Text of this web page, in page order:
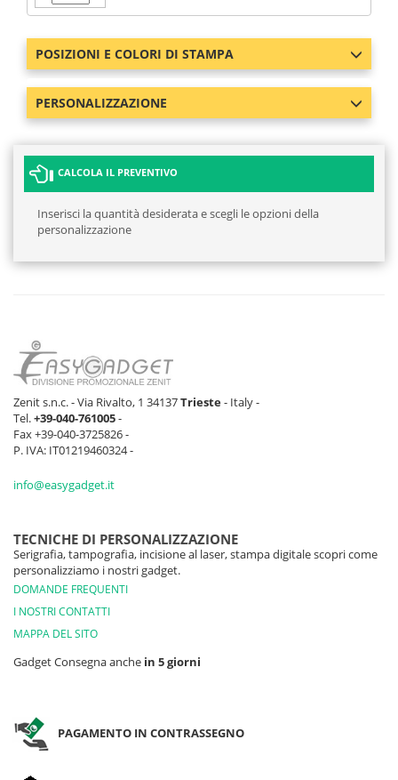
POSIZIONI E COLORI DI STAMPA
PERSONALIZZAZIONE
CALCOLA IL PREVENTIVO
Inserisci la quantità desiderata e scegli le opzioni della
personalizzazione
Zenit s.n.c. - Via Rivalto, 1 34137Trieste- Italy -
Tel.+39-040-761005-
Fax +39-040-3725826 -
P. IVA: IT01219460324 -
info@easygadget.it
TECNICHE DI PERSONALIZZAZIONE
Serigrafia, tampografia, incisione al laser, stampa digitale scopri come
personalizziamo i nostri gadget.
DOMANDE FREQUENTI
I NOSTRI CONTATTI
MAPPA DEL SITO
Gadget Consegna anche in 5 giorni
PAGAMENTO IN CONTRASSEGNO